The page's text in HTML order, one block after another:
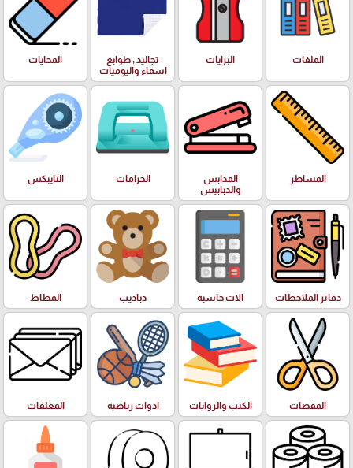
الملفات البرايات
تجاليد , طوابع
اسماء واليوميات
المحايات
المساطر
المدابس
والدبابيس
الخرامات التايبكس
دفاتر الملاحظات الات حاسبة دباديب المطاط
المقصات الكتب والروايات ادوات رياضية المغلفات